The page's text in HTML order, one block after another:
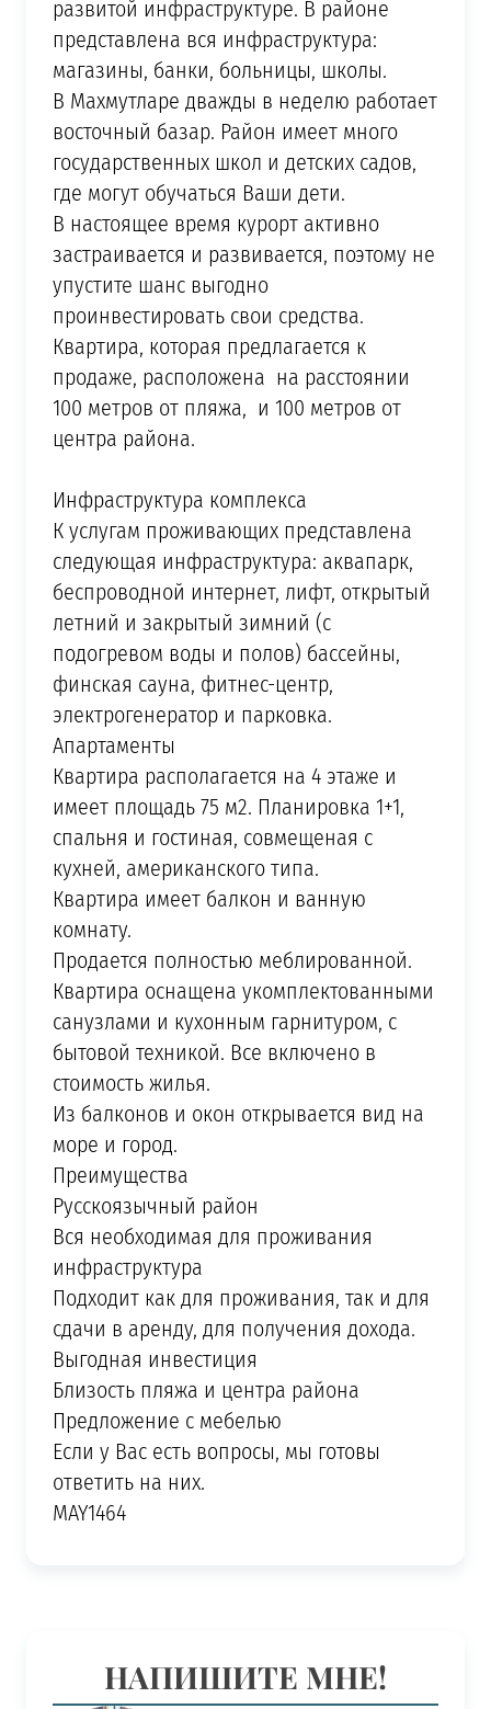
развитой инфраструктуре. В районе
представлена вся инфраструктура:
магазины, банки, больницы, школы.
В Махмутларе дважды в неделю работает
восточный базар. Район имеет много
государственных школ и детских садов,
где могут обучаться Ваши дети.
В настоящее время курорт активно
застраивается и развивается, поэтому не
упустите шанс выгодно
проинвестировать свои средства.
Квартира, которая предлагается к
продаже, расположена на расстоянии
100 метров от пляжа, и 100 метров от
центра района.
Инфраструктура комплекса
К услугам проживающих представлена
следующая инфраструктура: аквапарк,
беспроводной интернет, лифт, открытый
летний и закрытый зимний (с
подогревом воды и полов) бассейны,
финская сауна, фитнес-центр,
электрогенератор и парковка.
Апартаменты
Квартира располагается на 4 этаже и
имеет площадь 75 м2. Планировка 1+1,
спальня и гостиная, совмещеная с
кухней, американского типа.
Квартира имеет балкон и ванную
комнату.
Продается полностью меблированной.
Квартира оснащена укомплектованными
санузлами и кухонным гарнитуром, с
бытовой техникой. Все включено в
стоимость жилья.
Из балконов и окон открывается вид на
море и город.
Преимущества
Русскоязычный район
Вся необходимая для проживания
инфраструктура
Подходит как для проживания, так и для
сдачи в аренду, для получения дохода.
Выгодная инвестиция
Близость пляжа и центра района
Предложение с мебелью
Если у Вас есть вопросы, мы готовы
ответить на них.
MAY1464
НАПИШИТЕ МНЕ!